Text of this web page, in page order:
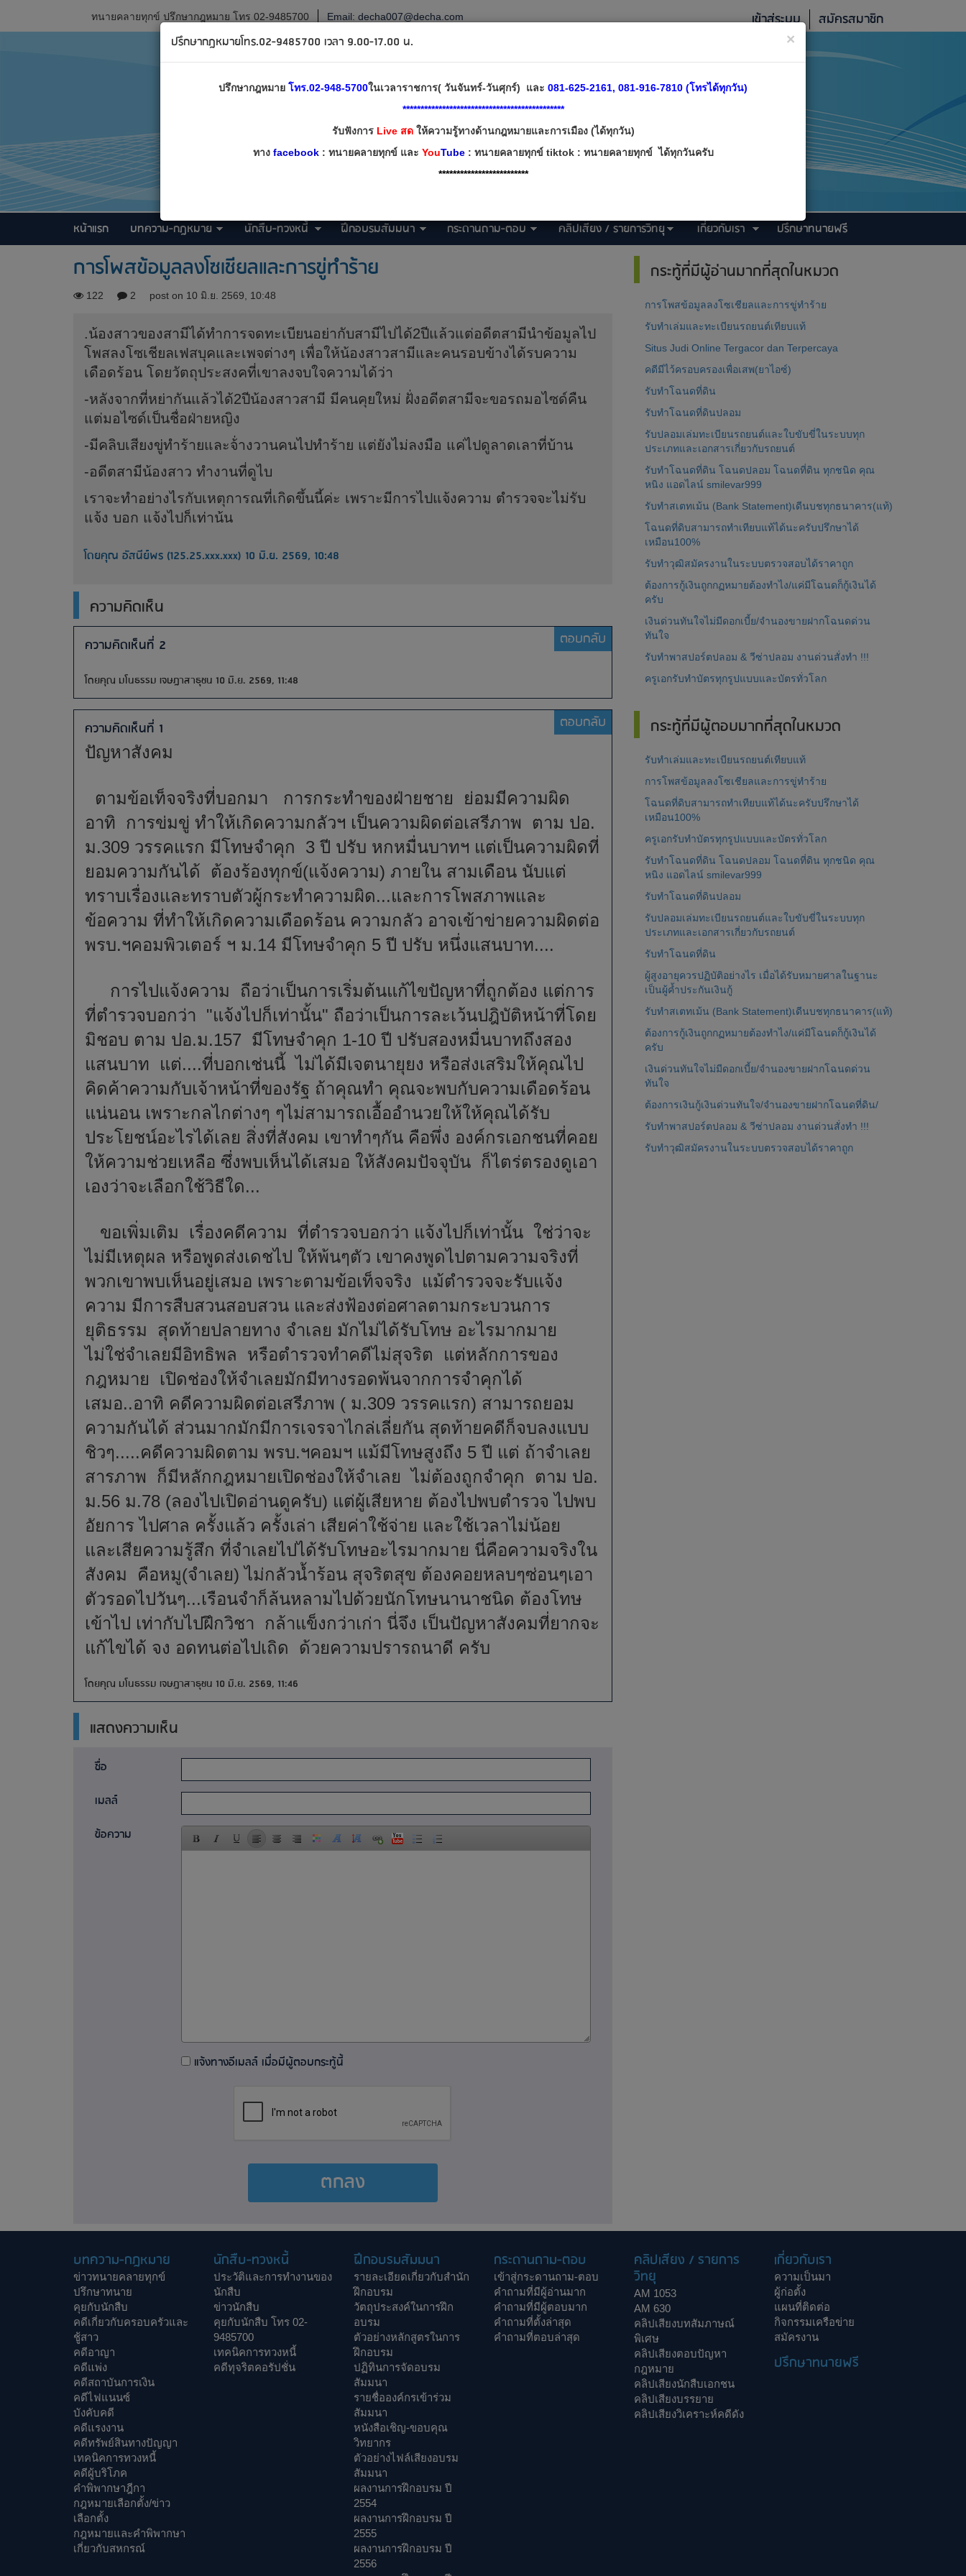
ทนายคลายทุกข์ ปรึกษากฎหมาย โทร 02-9485700 Email: decha007@decha.com เข้าสู่ระบบ สมัครสมาชิก
หน้าแรก บทความ-กฎหมาย นักสืบ-ทวงหนี้ ฝึกอบรมสัมมนา กระดานถาม-ตอบ คลิปเสียง / รายการวิทยุ เกี่ยวกับเรา ปรึกษาทนายฟรี
การโพสข้อมูลลงโซเชียลและการขู่ทำร้าย
122 2 post on 10 มิ.ย. 2569, 10:48
.น้องสาวของสามีได้ทำการจดทะเบียนอย่ากับสามีไปได้2ปีแล้วแต่อดีตสามีนำข้อมูลไป
โพสลงโซเชียลเฟสบุคและเพจต่างๆ เพื่อให้น้องสาวสามีและคนรอบข้างได้รบความ
เดือดร้อน โดยวัตถุประสงคที่เขาลงจบใจความได้ว่า
-หลังจากที่หย่ากันแล้วได้2ปีน้องสาวสามี มีคนคุยใหม่ ฝั่งอดีตสามีจะขอรถมอไซด์คืน
แต่มอไซด์เป็นชื่อฝ่ายหญิง
-มีคลิบเสียงขู่ทำร้ายและจ้่างวานคนไปทำร้าย แต่ยังไม่ลงมือ แค่ไปดูลาดเลาที่บ้าน
-อดีตสามีน้องสาว ทำงานที่ดูไบ
เราจะทำอย่างไรกับเหตุการณที่เกิดขึ้นนี้ค่ะ เพราะมีการไปแจ้งความ ตำรวจจะไม่รับ
แจ้ง บอก แจ้งไปก็เท่าน้น
โดยคุณ อัสนีย์พร (125.25.xxx.xxx) 10 มิ.ย. 2569, 10:48
ความคิดเห็น
ความคิดเห็นที่ 2 ตอบกลับ
โดยคุณ มโนธรรม เจษฎาสาธุชน 10 มิ.ย. 2569, 11:48
ความคิดเห็นที่ 1 ตอบกลับ
ปัญหาสังคม
ตามข้อเท็จจริงที่บอกมา การกระทำของฝ่ายชาย ย่อมมีความผิด
อาทิ การข่มขู่ ทำให้เกิดความกลัวฯ เป็นความผิดต่อเสรีภาพ ตาม ปอ.
ม.309 วรรคแรก มีโทษจำคุก 3 ปี ปรับ หกหมื่นบาทฯ แต่เป็นความผิดที่
ยอมความกันได้ ต้องร้องทุกข์(แจ้งความ) ภายใน สามเดือน นับแต่
ทราบเรื่องและทราบตัวผู้กระทำความผิด...และการโพสภาพและ
ข้อความ ที่ทำให้เกิดความเดือดร้อน ความกลัว อาจเข้าข่ายความผิดต่อ
พรบ.ฯคอมพิวเตอร์ ฯ ม.14 มีโทษจำคุก 5 ปี ปรับ หนึ่งแสนบาท....
การไปแจ้งความ ถือว่าเป็นการเริ่มต้นแก้ไขปัญหาที่ถูกต้อง แต่การ
ที่ตำรวจบอกว่า "แจ้งไปก็เท่านั้น" ถือว่าเป็นการละเว้นปฎิบัติหน้าที่โดย
มิชอบ ตาม ปอ.ม.157 มีโทษจำคุก 1-10 ปี ปรับสองหมื่นบาทถึงสอง
แสนบาท แต่....ที่บอกเช่นนี้ ไม่ได้มีเจตนายุยง หรือส่งเสริมให้คุณไป
คิดค้าความกับเจ้าหน้าที่ของรัฐ ถ้าคุณทำ คุณจะพบกับความเดือดร้อน
แน่นอน เพราะกลไกต่างๆ ๆไม่สามารถเอื้ออำนวยให้ให้คุณได้รับ
ประโยชน์อะไรได้เลย สิ่งที่สังคม เขาทำๆกัน คือพึ่ง องค์กรเอกชนที่คอย
ให้ความช่วยเหลือ ซึ่งพบเห็นได้เสมอ ให้สังคมปัจจุบัน ก็ไตร่ตรองดูเอา
เองว่าจะเลือกใช้วิธีใด...
ขอเพิ่มเติม เรื่องคดีความ ที่ตำรวจบอกว่า แจ้งไปก็เท่านั้น ใช่ว่าจะ
ไม่มีเหตุผล หรือพูดส่งเดชไป ให้พ้นๆตัว เขาคงพูดไปตามความจริงที่
พวกเขาพบเห็นอยู่เสมอ เพราะตามข้อเท็จจริง แม้ตำรวจจะรับแจ้ง
ความ มีการสืบสวนสอบสวน และส่งฟ้องต่อศาลตามกระบวนการ
ยุติธรรม สุดท้ายปลายทาง จำเลย มักไม่ได้รับโทษ อะไรมากมาย
ไม่ใช่จำเลยมีอิทธิพล หรือตำรวจทำคดีไม่สุจริต แต่หลักการของ
กฎหมาย เปิดช่องให้จำเลยมักมีทางรอดพ้นจากการจำคุกได้
เสมอ..อาทิ คดีความผิดต่อเสรีภาพ ( ม.309 วรรคแรก) สามารถยอม
ความกันได้ ส่วนมากมักมีการเจรจาไกล่เลี่ยกัน สุดท้ายคดีก็จบลงแบบ
ชิวๆ.....คดีความผิดตาม พรบ.ฯคอมฯ แม้มีโทษสูงถึง 5 ปี แต่ ถ้าจำเลย
สารภาพ ก็มีหลักกฎหมายเปิดช่องให้จำเลย ไม่ต้องถูกจำคุก ตาม ปอ.
ม.56 ม.78 (ลองไปเปิดอ่านดูครับ) แต่ผู้เสียหาย ต้องไปพบตำรวจ ไปพบ
อัยการ ไปศาล ครั้งแล้ว ครั้งเล่า เสียค่าใช้จ่าย และใช้เวลาไม่น้อย
และเสียความรู้สึก ที่จำเลยไปได้รับโทษอะไรมากมาย นี่คือความจริงใน
สังคม คือหมู(จำเลย) ไม่กลัวน้ำร้อน สุจริตสุข ต้องคอยหลบๆซ่อนๆเอา
ตัวรอดไปวันๆ...เรือนจำก็ล้นหลามไปด้วยนักโทษนานาชนิด ต้องโทษ
เข้าไป เท่ากับไปฝึกวิชา กล้าแข็งกว่าเก่า นี่จึง เป็นปัญหาสังคมที่ยากจะ
แก้ไขได้ จง อดทนต่อไปเถิด ด้วยความปรารถนาดี ครับ
โดยคุณ มโนธรรม เจษฎาสาธุชน 10 มิ.ย. 2569, 11:46
แสดงความเห็น
ชื่อ
เมลล์
ข้อความ
แจ้งทางอีเมลล์ เมื่อมีผู้ตอบกระทู้นี้
ตกลง
กระทู้ที่มีผู้อ่านมากที่สุดในหมวด
การโพสข้อมูลลงโซเชียลและการขู่ทำร้าย
รับทำเล่มและทะเบียนรถยนต์เทียบแท้
Situs Judi Online Tergacor dan Terpercaya
คดีมีไว้ครอบครองเพื่อเสพ(ยาไอซ์)
รับทำโฉนดที่ดิน
รับทำโฉนดที่ดินปลอม
รับปลอมเล่มทะเบียนรถยนต์และใบขับขี่ในระบบทุก
ประเภทและเอกสารเกี่ยวกับรถยนต์
รับทำโฉนดที่ดิน โฉนดปลอม โฉนดที่ดิน ทุกชนิด คุณ
หนิง แอดไลน์ smilevar999
รับทำสเตทเม้น (Bank Statement)เดีนบชทุกธนาคาร(แท้)
โฉนดที่ดิบสามารถทำเทียบแท้ได้นะครับปรึกษาได้
เหมือน100%
รับทำวุฒิสมัครงานในระบบตรวจสอบได้ราคาถูก
ต้องการกู้เงินถูกกฏหมายต้องทำไง/แค่มีโฉนดก็กู้เงินได้
ครับ
เงินด่วนทันใจไม่มีดอกเบี้ย/จำนองขายฝากโฉนดด่วน
ทันใจ
รับทำพาสปอร์ตปลอม & วีซ่าปลอม งานด่วนสั่งทำ !!!
ครูเอกรับทำบัตรทุกรูปแบบและบัตรทั่วโลก
กระทู้ที่มีผู้ตอบมากที่สุดในหมวด
รับทำเล่มและทะเบียนรถยนต์เทียบแท้
การโพสข้อมูลลงโซเชียลและการขู่ทำร้าย
โฉนดที่ดิบสามารถทำเทียบแท้ได้นะครับปรึกษาได้
เหมือน100%
ครูเอกรับทำบัตรทุกรูปแบบและบัตรทั่วโลก
รับทำโฉนดที่ดิน โฉนดปลอม โฉนดที่ดิน ทุกชนิด คุณ
หนิง แอดไลน์ smilevar999
รับทำโฉนดที่ดินปลอม
รับปลอมเล่มทะเบียนรถยนต์และใบขับขี่ในระบบทุก
ประเภทและเอกสารเกี่ยวกับรถยนต์
รับทำโฉนดที่ดิน
ผู้สูงอายุควรปฏิบัติอย่างไร เมื่อได้รับหมายศาลในฐานะ
เป็นผู้ค้ำประกันเงินกู้
รับทำสเตทเม้น (Bank Statement)เดีนบชทุกธนาคาร(แท้)
ต้องการกู้เงินถูกกฏหมายต้องทำไง/แค่มีโฉนดก็กู้เงินได้
ครับ
เงินด่วนทันใจไม่มีดอกเบี้ย/จำนองขายฝากโฉนดด่วน
ทันใจ
ต้องการเงินกู้เงินด่วนทันใจ/จำนองขายฝากโฉนดที่ดิน/
รับทำพาสปอร์ตปลอม & วีซ่าปลอม งานด่วนสั่งทำ !!!
รับทำวุฒิสมัครงานในระบบตรวจสอบได้ราคาถูก
บทความ-กฎหมาย
ข่าวทนายคลายทุกข์
ปรึกษาทนาย
คุยกับนักสืบ
คดีเกี่ยวกับครอบครัวและ
ชู้สาว
คดีอาญา
คดีแพ่ง
คดีสถาบันการเงิน
คดีไฟแนนซ์
บังคับคดี
คดีแรงงาน
คดีทรัพย์สินทางปัญญา
เทคนิคการทวงหนี้
คดีผู้บริโภค
คำพิพากษาฎีกา
กฎหมายเลือกตั้ง/ข่าว
เลือกตั้ง
กฎหมายและคำพิพากษา
เกี่ยวกับสหกรณ์
นักสืบ-ทวงหนี้
ประวัติและการทำงานของ
นักสืบ
ข่าวนักสืบ
คุยกับนักสืบ โทร 02-
9485700
เทคนิคการทวงหนี้
คดีทุจริตคอรัปชั่น
ฝึกอบรมสัมมนา
รายละเอียดเกี่ยวกับสำนัก
ฝึกอบรม
วัตถุประสงค์ในการฝึก
อบรม
ตัวอย่างหลักสูตรในการ
ฝึกอบรม
ปฏิทินการจัดอบรม
สัมมนา
รายชื่อองค์กรเข้าร่วม
สัมมนา
หนังสือเชิญ-ขอบคุณ
วิทยากร
ตัวอย่างไฟล์เสียงอบรม
สัมมนา
ผลงานการฝึกอบรม ปี
2554
ผลงานการฝึกอบรม ปี
2555
ผลงานการฝึกอบรม ปี
2556
กระดานถาม-ตอบ
เข้าสู่กระดานถาม-ตอบ
คำถามที่มีผู้อ่านมาก
คำถามที่มีผู้ตอบมาก
คำถามที่ตั้งล่าสุด
คำถามที่ตอบล่าสุด
คลิปเสียง / รายการ
วิทยุ
AM 1053
AM 630
คลิปเสียงบทสัมภาษณ์
พิเศษ
คลิปเสียงตอบปัญหา
กฎหมาย
คลิปเสียงนักสืบเอกชน
คลิปเสียงบรรยาย
คลิปเสียงวิเคราะห์คดีดัง
เกี่ยวกับเรา
ความเป็นมา
ผู้ก่อตั้ง
แผนที่ติดต่อ
กิจกรรมเครือข่าย
สมัครงาน
ปรึกษาทนายฟรี
×
ปรึกษากฎหมายโทร.02-9485700 เวลา 9.00-17.00 น.
ปรึกษากฎหมาย โทร.02-948-5700ในเวลาราชการ( วันจันทร์-วันศุกร์) และ 081-625-2161, 081-916-7810 (โทรได้ทุกวัน)
*********************************************
รับฟังการLive สดให้ความรู้ทางด้านกฎหมายและการเมือง (ได้ทุกวัน)
ทาง facebook: ทนายคลายทุกข์ และ YouTube: ทนายคลายทุกข์ tiktok : ทนายคลายทุกข์ ได้ทุกวันครับ
*************************